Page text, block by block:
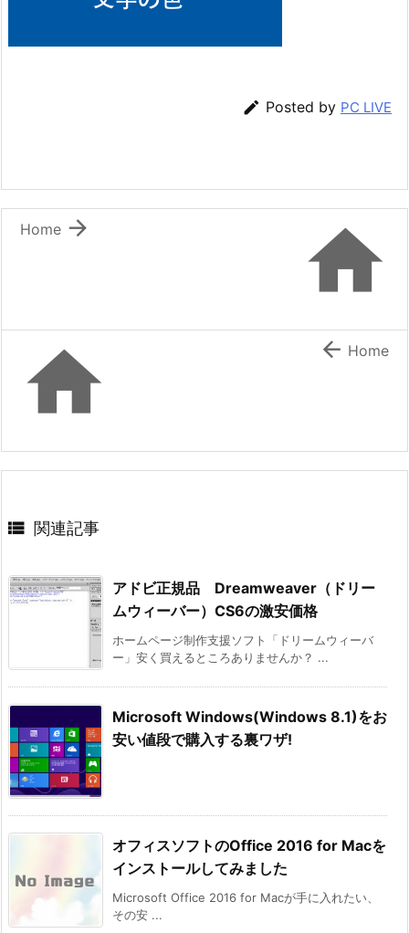
 Posted by PC LIVE


Home
  Home
 関連記事
アドビ正規品 Dreamweaver（ドリー
ムウィーバー）CS6の激安価格
ホームページ制作支援ソフト「ドリームウィーバ
ー」安く買えるところありませんか？ ...
Microsoft Windows(Windows 8.1)をお
安い値段で購入する裏ワザ!
オフィスソフトのOffice 2016 for Macを
インストールしてみました
Microsoft Office 2016 for Macが手に入れたい、
その安 ...